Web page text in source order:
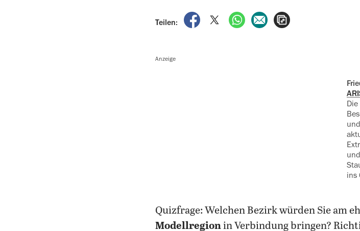
Teilen:
auf Facebook teilen
auf X teilenper WhatsApp teilen
per E-Mail teilen
Anzeige
ins
Quizfrage: Welchen Bezirk würden Sie am
Modellregionin Verbindung bringen?